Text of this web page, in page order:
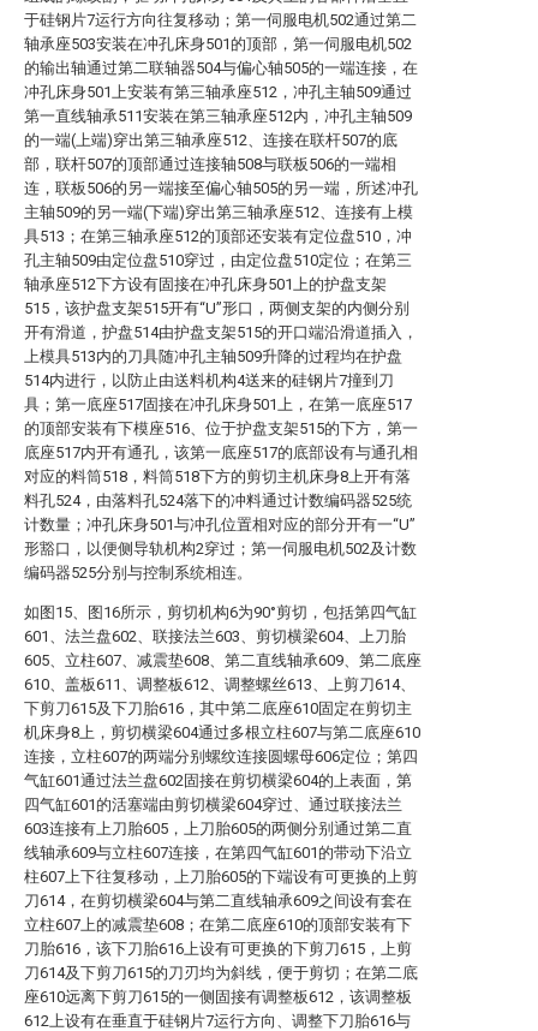
于硅钢片7运行方向往复移动；第一伺服电机502通过第二
轴承座503安装在冲孔床身501的顶部，第一伺服电机502
的输出轴通过第二联轴器504与偏心轴505的一端连接，在
冲孔床身501上安装有第三轴承座512，冲孔主轴509通过
第一直线轴承511安装在第三轴承座512内，冲孔主轴509
的一端(上端)穿出第三轴承座512、连接在联杆507的底
部，联杆507的顶部通过连接轴508与联板506的一端相
连，联板506的另一端接至偏心轴505的另一端，所述冲孔
主轴509的另一端(下端)穿出第三轴承座512、连接有上模
具513；在第三轴承座512的顶部还安装有定位盘510，冲
孔主轴509由定位盘510穿过，由定位盘510定位；在第三
轴承座512下方设有固接在冲孔床身501上的护盘支架
515，该护盘支架515开有“U”形口，两侧支架的内侧分别
开有滑道，护盘514由护盘支架515的开口端沿滑道插入，
上模具513内的刀具随冲孔主轴509升降的过程均在护盘
514内进行，以防止由送料机构4送来的硅钢片7撞到刀
具；第一底座517固接在冲孔床身501上，在第一底座517
的顶部安装有下模座516、位于护盘支架515的下方，第一
底座517内开有通孔，该第一底座517的底部设有与通孔相
对应的料筒518，料筒518下方的剪切主机床身8上开有落
料孔524，由落料孔524落下的冲料通过计数编码器525统
计数量；冲孔床身501与冲孔位置相对应的部分开有一“U”
形豁口，以便侧导轨机构2穿过；第一伺服电机502及计数
编码器525分别与控制系统相连。
如图15、图16所示，剪切机构6为90°剪切，包括第四气缸
601、法兰盘602、联接法兰603、剪切横梁604、上刀胎
605、立柱607、减震垫608、第二直线轴承609、第二底座
610、盖板611、调整板612、调整螺丝613、上剪刀614、
下剪刀615及下刀胎616，其中第二底座610固定在剪切主
机床身8上，剪切横梁604通过多根立柱607与第二底座610
连接，立柱607的两端分别螺纹连接圆螺母606定位；第四
气缸601通过法兰盘602固接在剪切横梁604的上表面，第
四气缸601的活塞端由剪切横梁604穿过、通过联接法兰
603连接有上刀胎605，上刀胎605的两侧分别通过第二直
线轴承609与立柱607连接，在第四气缸601的带动下沿立
柱607上下往复移动，上刀胎605的下端设有可更换的上剪
刀614，在剪切横梁604与第二直线轴承609之间设有套在
立柱607上的减震垫608；在第二底座610的顶部安装有下
刀胎616，该下刀胎616上设有可更换的下剪刀615，上剪
刀614及下剪刀615的刀刃均为斜线，便于剪切；在第二底
座610远离下剪刀615的一侧固接有调整板612，该调整板
612上设有在垂直于硅钢片7运行方向、调整下刀胎616与